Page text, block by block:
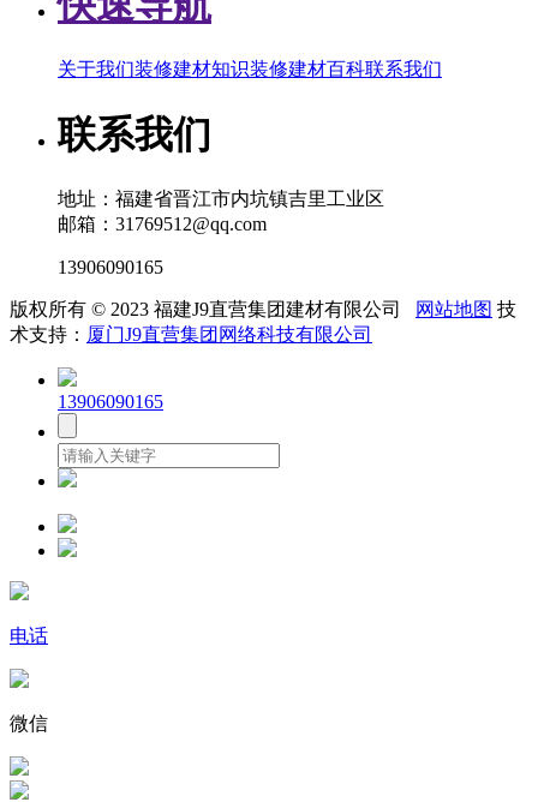
关于我们装修建材知识装修建材百科联系我们
联系我们
地址：福建省晋江市内坑镇吉里工业区
邮箱：31769512@qq.com
13906090165
版权所有 © 2023 福建J9直营集团建材有限公司 网站地图 技
术支持： 厦门J9直营集团网络科技有限公司
13906090165
电话
微信